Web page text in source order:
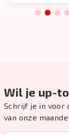
1 2 3
Wil je up-
Schrijf je in voor
van onze